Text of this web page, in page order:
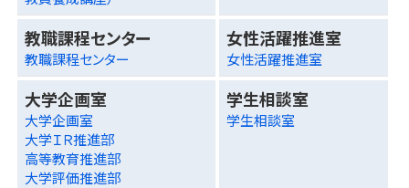
教職課程センター
教職課程センター
女性活躍推進室
女性活躍推進室
大学企画室
大学企画室
大学ＩＲ推進部
高等教育推進部
大学評価推進部
学生相談室
学生相談室